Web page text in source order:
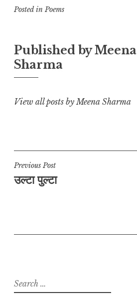
p
L
i
n
at
A
p
p
b
o
r
a
e
Posted in Poems
Published byMeena
Sharma
View all posts by Meena Sharma
Post
navigation
Previous Post
उल्टा पुल्टा
Search
for: